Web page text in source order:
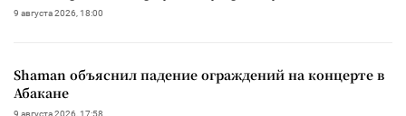
9 августа 2026, 18:00
Shaman объяснил падение ограждений на концерте в
Абакане
9 августа 2026, 17:58